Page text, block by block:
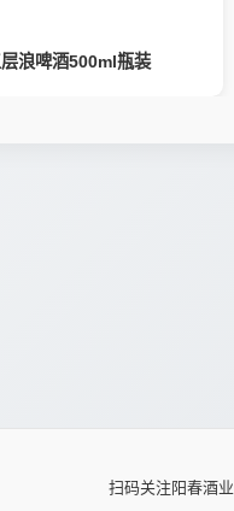
浪啤酒500ml瓶装
扫码关注阳春酒业